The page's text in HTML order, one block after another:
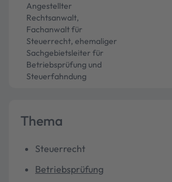
Angestellter
Rechtsanwalt,
Fachanwalt für
Steuerrecht, ehemaliger
Sachgebietsleiter für
Betriebsprüfung und
Steuerfahndung
Thema
Steuerrecht
Betriebsprüfung